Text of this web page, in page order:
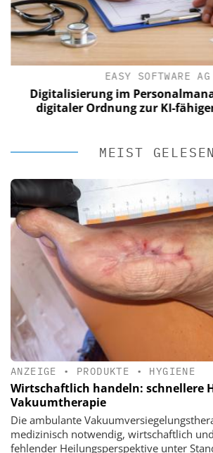
EASY SOFTWARE AG
Digitalisierung im
digitaler Ordnung zur KI-
MEIST GELESEN
ANZEIGE • PRODUKTE • HYGIENE
Wirtschaftlich handeln: schnellere
Vakuumtherapie
Die ambulante
medizinisch notwendig, wirtschaftlich
fehlender Heilungsperspektive unter